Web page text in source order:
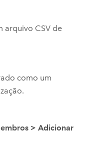
arquivo CSV de
como um
> Adicionar